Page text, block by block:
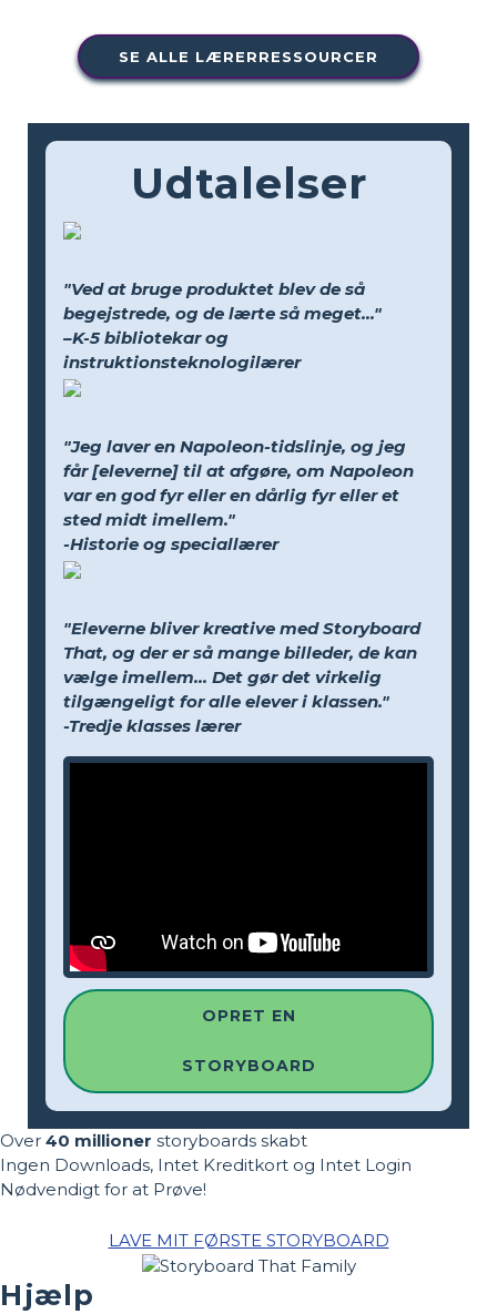
SE ALLE LÆRERRESSOURCER
Udtalelser
"Ved at bruge produktet blev de så
begejstrede, og de lærte så meget..."
–K-5 bibliotekar og
instruktionsteknologilærer
"Jeg laver en Napoleon-tidslinje, og jeg
får [eleverne] til at afgøre, om Napoleon
var en god fyr eller en dårlig fyr eller et
sted midt imellem."
-Historie og speciallærer
"Eleverne bliver kreative med Storyboard
That, og der er så mange billeder, de kan
vælge imellem... Det gør det virkelig
tilgængeligt for alle elever i klassen."
-Tredje klasses lærer
OPRET EN
STORYBOARD
Over 40 millioner storyboards skabt
Ingen Downloads, Intet Kreditkort og Intet Login
Nødvendigt for at Prøve!
LAVE MIT FØRSTE STORYBOARD
Hjælp